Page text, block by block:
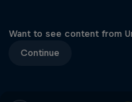
Want to see content from
Continue